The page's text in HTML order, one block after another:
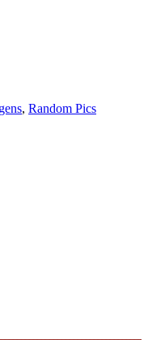
, Random Pics